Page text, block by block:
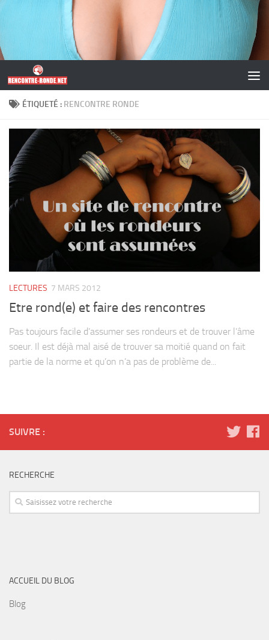
Skip to content
ÉTIQUETÉ : RENCONTRE RONDE
LECTURES 7 MARS 2012
Etre rond(e) et faire des rencontres
Pas toujours facile d’assumer ses rondeurs et de trouver l’âme
soeur. Il est déjà mal aisé de trouver sa moitié quand on fait
partie de la norme et qu’on n’a pas de problème de...
SUIVRE :
RECHERCHE
ACCUEIL DU BLOG
Blog